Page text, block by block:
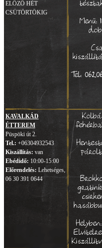
ELÖZÖ HÉT
CSÜTÖRTÖKIG
Menü:
Tel:
KAVALKÁD
ÉTTEREM
Püspöki út 2.
Tel.: +06304932543
Kiszállítás: van
Ebédidő: 10:00-15:00
Előrendelés: Lehetséges,
06 30 391 0644